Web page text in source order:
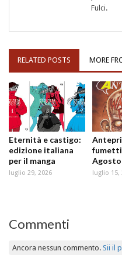
Fulci.
RELATED POSTS MORE
Eternità e castigo:
edizione italiana
per il manga
luglio 29, 2026
fumetti
Agosto
luglio 15,
Commenti
Ancora nessun commento.Sii il